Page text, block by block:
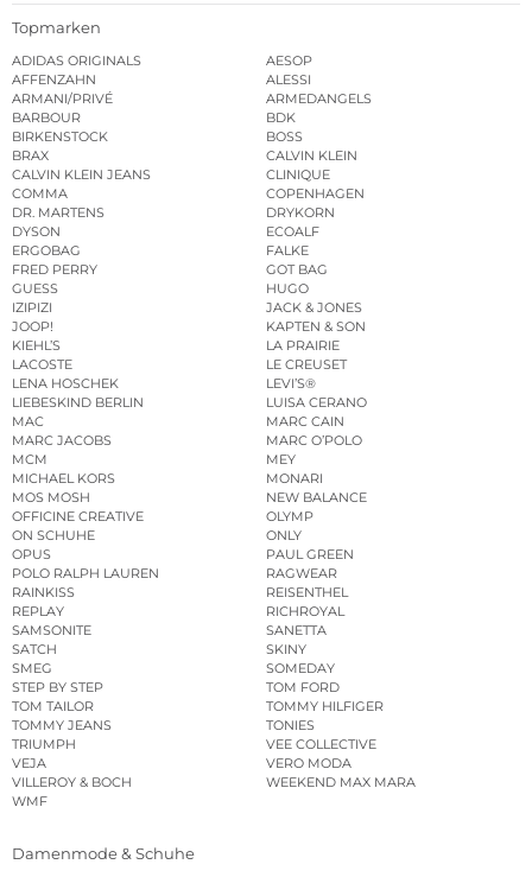
Topmarken
ADIDAS ORIGINALS
AESOP
AFFENZAHN
ALESSI
ARMANI/PRIVÉ
ARMEDANGELS
BARBOUR
BDK
BIRKENSTOCK
BOSS
BRAX
CALVIN KLEIN
CALVIN KLEIN JEANS
CLINIQUE
COMMA
COPENHAGEN
DR. MARTENS
DRYKORN
DYSON
ECOALF
ERGOBAG
FALKE
FRED PERRY
GOT BAG
GUESS
HUGO
IZIPIZI
JACK & JONES
JOOP!
KAPTEN & SON
KIEHL’S
LA PRAIRIE
LACOSTE
LE CREUSET
LENA HOSCHEK
LEVI’S®
LIEBESKIND BERLIN
LUISA CERANO
MAC
MARC CAIN
MARC JACOBS
MARC O’POLO
MCM
MEY
MICHAEL KORS
MONARI
MOS MOSH
NEW BALANCE
OFFICINE CREATIVE
OLYMP
ON SCHUHE
ONLY
OPUS
PAUL GREEN
POLO RALPH LAUREN
RAGWEAR
RAINKISS
REISENTHEL
REPLAY
RICHROYAL
SAMSONITE
SANETTA
SATCH
SKINY
SMEG
SOMEDAY
STEP BY STEP
TOM FORD
TOM TAILOR
TOMMY HILFIGER
TOMMY JEANS
TONIES
TRIUMPH
VEE COLLECTIVE
VEJA
VERO MODA
VILLEROY & BOCH
WEEKEND MAX MARA
WMF
Damenmode & Schuhe